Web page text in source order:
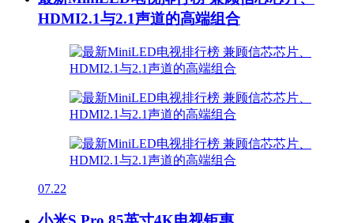
HDMI2.1与2.1声道的高端组合
07.22